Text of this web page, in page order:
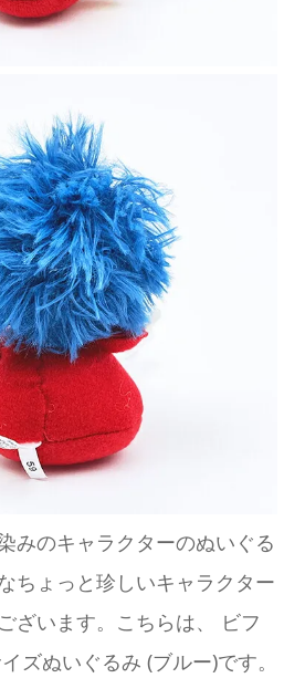
みのキャラクターのぬいぐる
ちょっと珍しいキャラクター
ざいます。こちらは、 ビフ
ズぬいぐるみ (ブルー)です。